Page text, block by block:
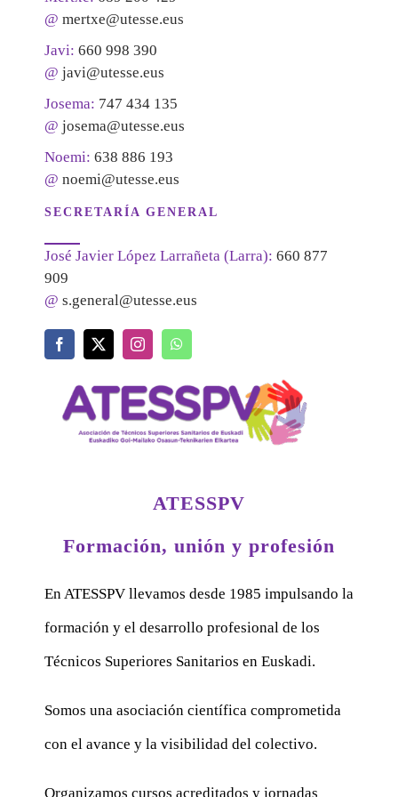
@ mertxe@utesse.eus
Javi: 660 998 390
@ javi@utesse.eus
Josema: 747 434 135
@ josema@utesse.eus
Noemi: 638 886 193
@ noemi@utesse.eus
SECRETARÍA GENERAL
José Javier López Larrañeta (Larra): 660 877
909
@ s.general@utesse.eus
ATESSPV
Formación, unión y profesión
En ATESSPV llevamos desde 1985 impulsando la
formación y el desarrollo profesional de los
Técnicos Superiores Sanitarios en Euskadi.
Somos una asociación científica comprometida
con el avance y la visibilidad del colectivo.
Organizamos cursos acreditados y jornadas